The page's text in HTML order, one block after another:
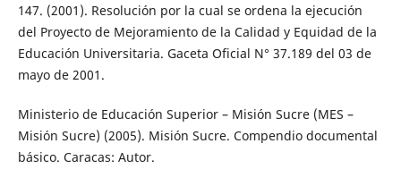
147. (2001). Resolución por la cual se ordena la ejecución
del Proyecto de Mejoramiento de la Calidad y Equidad de la
Educación Universitaria. Gaceta Oficial N° 37.189 del 03 de
mayo de 2001.
Ministerio de Educación Superior – Misión Sucre (MES –
Misión Sucre) (2005). Misión Sucre. Compendio documental
básico. Caracas: Autor.